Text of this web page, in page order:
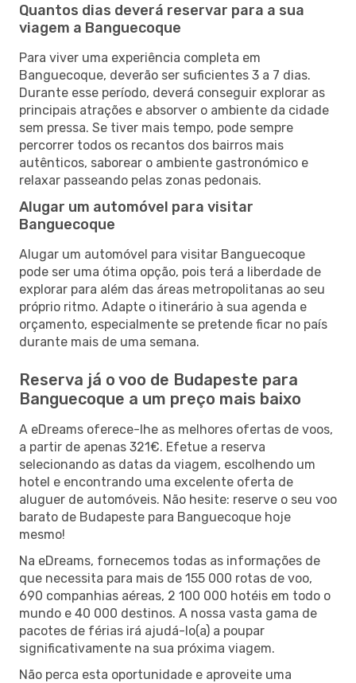
Quantos dias deverá reservar para a sua
viagem a Banguecoque
Para viver uma experiência completa em
Banguecoque, deverão ser suficientes 3 a 7 dias.
Durante esse período, deverá conseguir explorar as
principais atrações e absorver o ambiente da cidade
sem pressa. Se tiver mais tempo, pode sempre
percorrer todos os recantos dos bairros mais
autênticos, saborear o ambiente gastronómico e
relaxar passeando pelas zonas pedonais.
Alugar um automóvel para visitar
Banguecoque
Alugar um automóvel para visitar Banguecoque
pode ser uma ótima opção, pois terá a liberdade de
explorar para além das áreas metropolitanas ao seu
próprio ritmo. Adapte o itinerário à sua agenda e
orçamento, especialmente se pretende ficar no país
durante mais de uma semana.
Reserva já o voo de Budapeste para
Banguecoque a um preço mais baixo
A eDreams oferece-lhe as melhores ofertas de voos,
a partir de apenas 321€. Efetue a reserva
selecionando as datas da viagem, escolhendo um
hotel e encontrando uma excelente oferta de
aluguer de automóveis. Não hesite: reserve o seu voo
barato de Budapeste para Banguecoque hoje
mesmo!
Na eDreams, fornecemos todas as informações de
que necessita para mais de 155 000 rotas de voo,
690 companhias aéreas, 2 100 000 hotéis em todo o
mundo e 40 000 destinos. A nossa vasta gama de
pacotes de férias irá ajudá-lo(a) a poupar
significativamente na sua próxima viagem.
Não perca esta oportunidade e aproveite uma